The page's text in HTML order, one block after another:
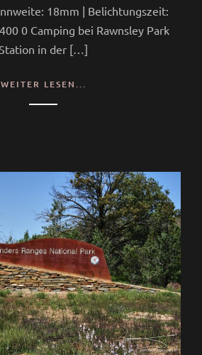
18mm | Belichtungszeit:
0 Camping bei Rawnsley Park
in der […]
WEITER LESEN...